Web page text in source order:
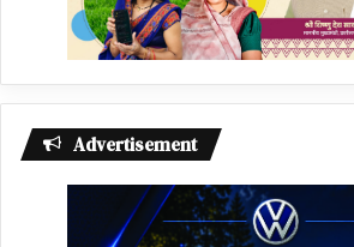
Advertisement